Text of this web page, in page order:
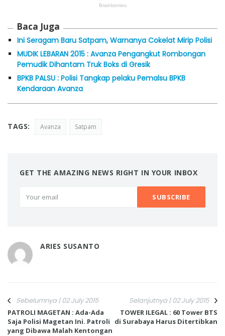
Baca Juga
Ini Seragam Baru Satpam, Warnanya Cokelat Mirip Polisi
MUDIK LEBARAN 2015 : Avanza Pengangkut Rombongan
Pemudik Dihantam Truk Boks di Gresik
BPKB PALSU : Polisi Tangkap pelaku Pemalsu BPKB
Kendaraan Avanza
TAGS: Avanza Satpam
GET THE AMAZING NEWS RIGHT IN YOUR INBOX
ARIES SUSANTO
Sebelumnya | 02 July 2015
PATROLI MAGETAN : Ada-Ada
Saja Polisi Magetan Ini. Patroli
yang Dibawa Malah Kentongan
Selanjutnya | 02 July 2015
TOWER ILEGAL : 60 Tower BTS
di Surabaya Harus Ditertibkan